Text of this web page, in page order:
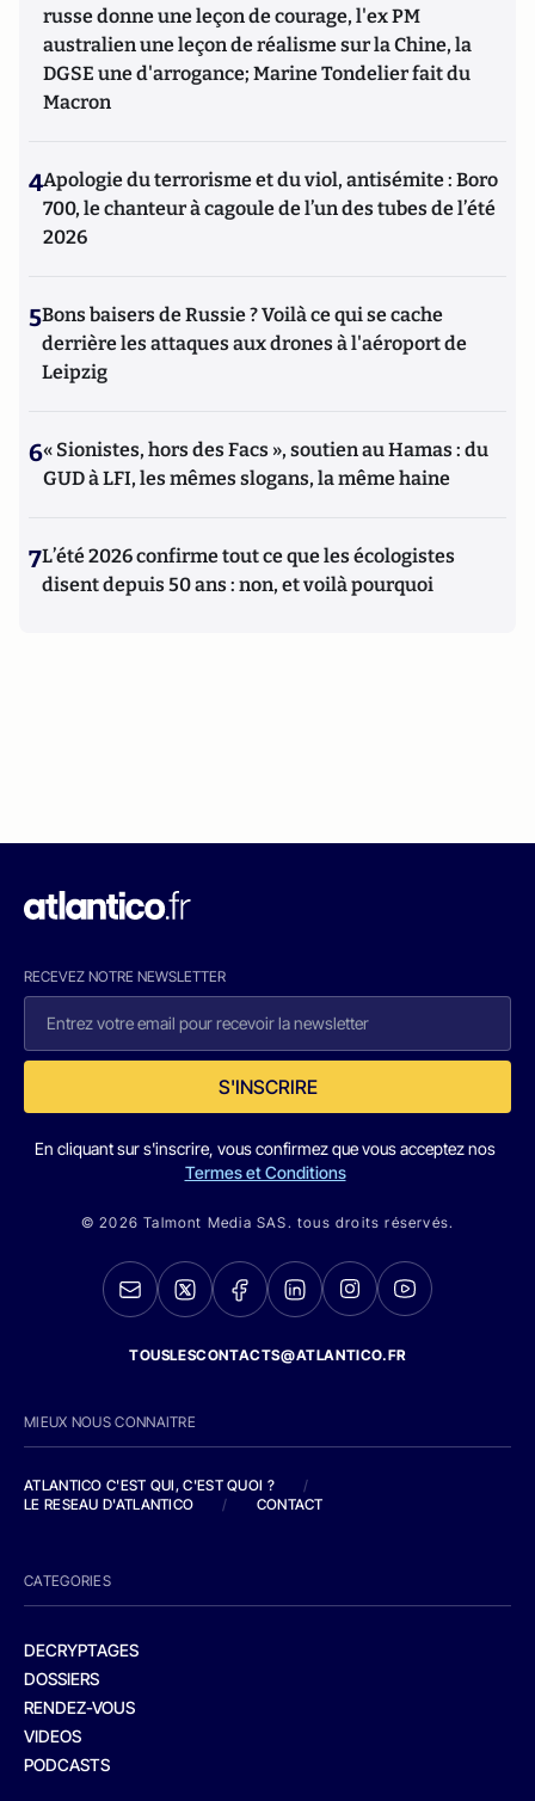
russe donne une leçon de courage, l'ex PM
australien une leçon de réalisme sur la Chine, la
DGSE une d'arrogance; Marine Tondelier fait du
Macron
4Apologie du terrorisme et du viol, antisémite : Boro
700, le chanteur à cagoule de l’un des tubes de l’été
2026
5Bons baisers de Russie ? Voilà ce qui se cache
derrière les attaques aux drones à l'aéroport de
Leipzig
6« Sionistes, hors des Facs », soutien au Hamas : du
GUD à LFI, les mêmes slogans, la même haine
7L’été 2026 confirme tout ce que les écologistes
disent depuis 50 ans : non, et voilà pourquoi
RECEVEZ NOTRE NEWSLETTER
S'INSCRIRE
En cliquant sur s'inscrire, vous confirmez que vous acceptez nos
Termes et Conditions
© 2026 Talmont Media SAS. tous droits réservés.
TOUSLESCONTACTS@ATLANTICO.FR
MIEUX NOUS CONNAITRE
ATLANTICO C'EST QUI, C'EST QUOI ?
/
LE RESEAU D'ATLANTICO
/ CONTACT
CATEGORIES
DECRYPTAGES
DOSSIERS
RENDEZ-VOUS
VIDEOS
PODCASTS